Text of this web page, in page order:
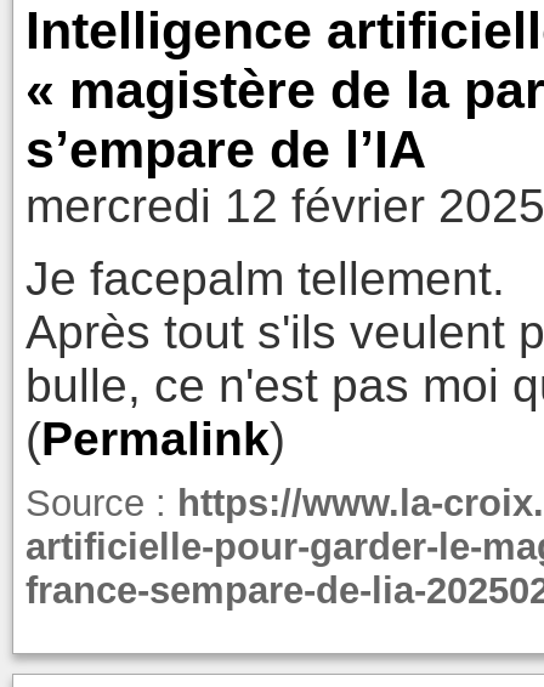
Intelligence
« magistère de la
s’empare de l’IA
mercredi 12 février
Je facepalm tellement.
Après tout s'ils veulent
bulle, ce n'est pas moi
(Permalink)
Source : https://www.la-
artificielle-pour-garder-le-
france-sempare-de-lia-